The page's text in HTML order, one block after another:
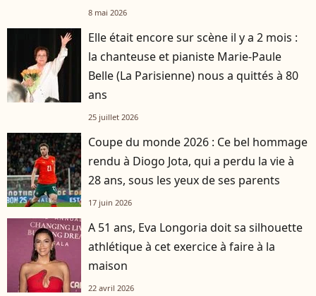
8 mai 2026
Elle était encore sur scène il y a 2 mois :
la chanteuse et pianiste Marie-Paule
Belle (La Parisienne) nous a quittés à 80
ans
25 juillet 2026
Coupe du monde 2026 : Ce bel hommage
rendu à Diogo Jota, qui a perdu la vie à
28 ans, sous les yeux de ses parents
17 juin 2026
A 51 ans, Eva Longoria doit sa silhouette
athlétique à cet exercice à faire à la
maison
22 avril 2026